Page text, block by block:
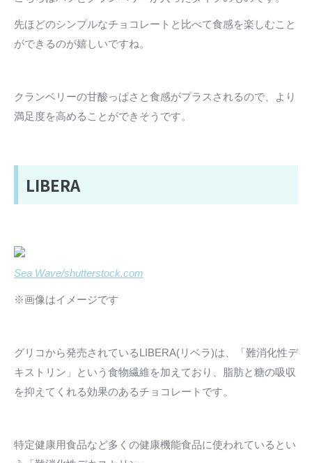
先ほどのシンプルなチョコレートと比べて食感を楽しむこと
ができるのが嬉しいですね。
クランベリーの甘酸っぱさと食感がプラスされるので、より
満足度を高めることができそうです。
LIBERA
Sea Wave/shutterstock.com
※画像はイメージです
グリコから発売されているLIBERA(リベラ)は、「難消化性デ
キストリン」という食物繊維を加えており、脂肪と糖の吸収
を抑えてくれる効果のあるチョコレートです。
特定健康用食品など多くの健康機能食品に使われているとい